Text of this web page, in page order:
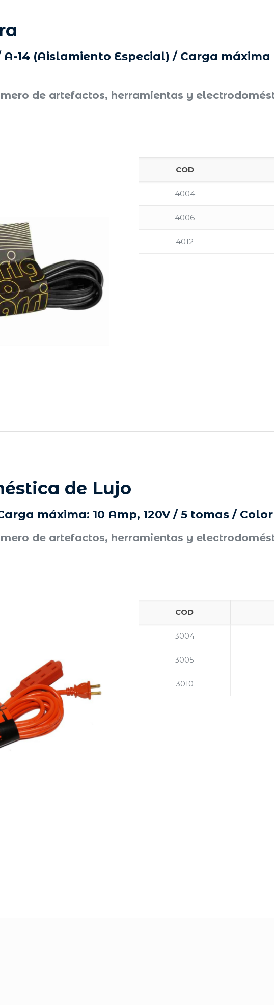
A-14 (Aislamiento Especial) / Carga máxima
de artefactos, herramientas y
COD
4004
4006
4012
de Lujo
máxima: 10 Amp, 120V / 5 tomas /
de artefactos, herramientas y
COD
3004
3005
3010